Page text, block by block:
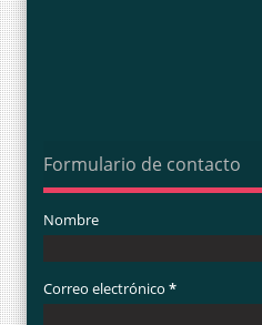
Formulario de contacto
Nombre
Correo electrónico *